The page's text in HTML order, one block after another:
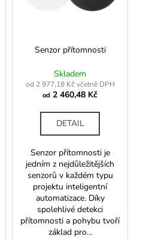
Senzor přítomnosti
Skladem
od 2 977,18 Kč včetně DPH
od 2 460,48 Kč
DETAIL
Senzor přítomnosti je
jedním z nejdůležitějších
senzorů v každém typu
projektu inteligentní
automatizace. Díky
spolehlivé detekci
přítomnosti a pohybu tvoří
základ pro...